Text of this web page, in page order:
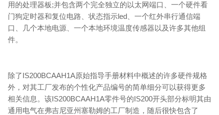
用的处理器板;并包含两个完全独立的以太网端口、一个硬件看
门狗定时器和复位电路、状态指示led、一个红外串行通信端
口、几个本地电源、一个本地环境温度传感器以及许多其他组
件。
除了IS200BCAAH1A原始指导手册材料中概述的许多硬件规格
外，对其工厂发布的个性化产品编号的简单细分可以获得更多
相关信息。该IS200BCAAH1A零件号的IS200开头部分标明其由
通用电气在弗吉尼亚州塞勒姆的工厂制造，随后很快包含了